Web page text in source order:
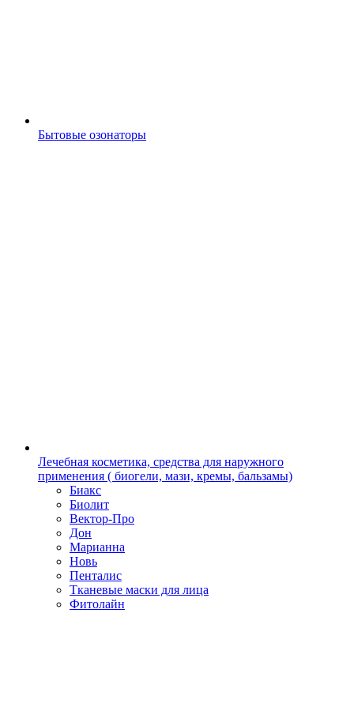
Бытовые озонаторы
Лечебная косметика, средства для наружного
применения ( биогели, мази, кремы, бальзамы)
Биакс
Биолит
Вектор-Про
Дон
Марианна
Новь
Пенталис
Тканевые маски для лица
Фитолайн